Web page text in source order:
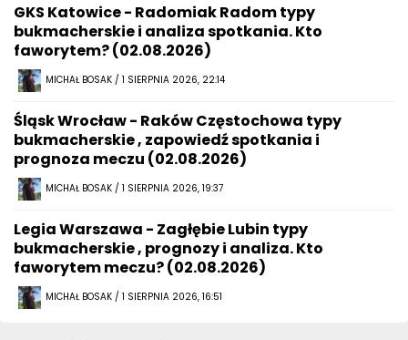
GKS Katowice - Radomiak Radom typy
bukmacherskie i analiza spotkania. Kto
faworytem? (02.08.2026)
MICHAŁ BOSAK / 1 SIERPNIA 2026, 22:14
Śląsk Wrocław - Raków Częstochowa typy
bukmacherskie , zapowiedź spotkania i
prognoza meczu (02.08.2026)
MICHAŁ BOSAK / 1 SIERPNIA 2026, 19:37
Legia Warszawa - Zagłębie Lubin typy
bukmacherskie , prognozy i analiza. Kto
faworytem meczu? (02.08.2026)
MICHAŁ BOSAK / 1 SIERPNIA 2026, 16:51